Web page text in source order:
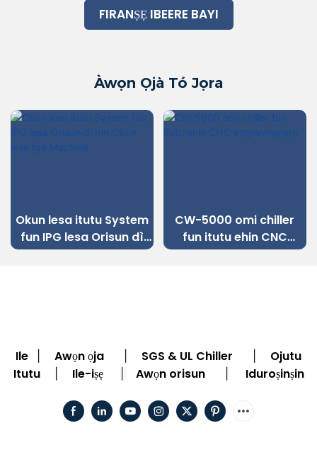
FIRANṢẸ IBEERE BAYI
Àwọn Ọjà Tó Jọra
Okun lesa itutu System
fun IPG lesa Orisun dì
Irin Okun lesa Ige
CW-5000 omi chiller
fun itutu ehin CNC
engraving ẹrọ
Ile Awọn ọja SGS & UL Chiller
Ojutu
Itutu
Ile-iṣẹ Awọn orisun Iduroṣinṣin